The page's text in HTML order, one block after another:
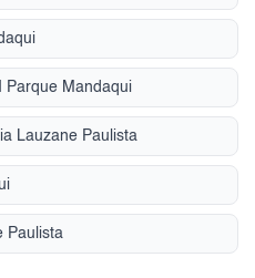
Parque Mandaqui
Lauzane Paulista
Paulista